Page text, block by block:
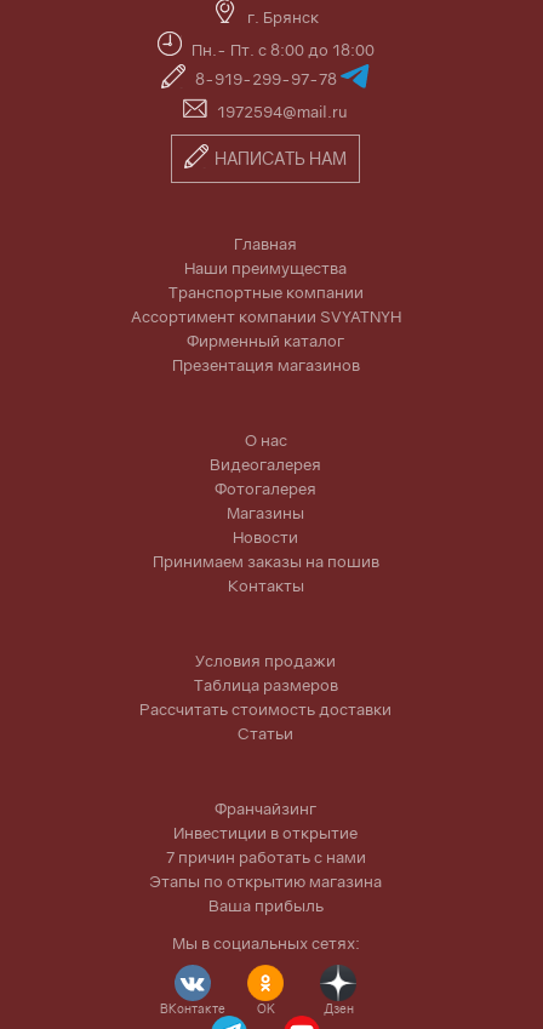
г. Брянск
Пн.- Пт. с 8:00 до 18:00
8-919-299-97-78
1972594@mail.ru
НАПИСАТЬ НАМ
Главная
Наши преимущества
Транспортные компании
Ассортимент компании SVYATNYH
Фирменный каталог
Презентация магазинов
О нас
Видеогалерея
Фотогалерея
Магазины
Новости
Принимаем заказы на пошив
Контакты
Условия продажи
Таблица размеров
Рассчитать стоимость доставки
Статьи
Франчайзинг
Инвестиции в открытие
7 причин работать с нами
Этапы по открытию магазина
Ваша прибыль
Мы в социальных сетях:
ВКонтакте OK Дзен